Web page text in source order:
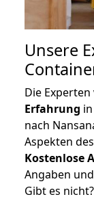
Unsere
Die
Erfahrung
nach
Aspekten
Kostenlose
Angaben
Gibt es